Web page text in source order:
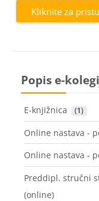
Kliknite za
Popis e-
E-knjižnica (1)
Online nastava -
Online nastava -
Preddipl. stručni
(online)